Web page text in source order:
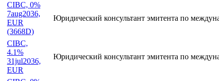
7aug2031,
EUR
(1826D)
CIBC, 0%
7aug2036,
EUR
(3668D)